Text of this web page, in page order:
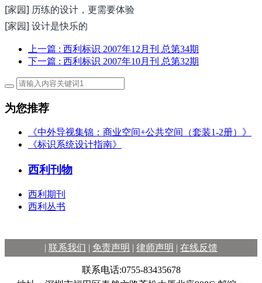
[家园] 历练的设计，更需要体验
[家园] 设计是快乐的
上一篇 : 西利标识 2007年12月刊 总第34期
下一篇 : 西利标识 2007年10月刊 总第32期
为您推荐
《中外导视集锦：商业空间+公共空间（套装1-2册）》
《标识系统设计指南》
西利刊物
西利期刊
西利丛书
| 联系我们 | 免责声明 | 律师声明 | 在线反馈
联系电话:0755-83435678